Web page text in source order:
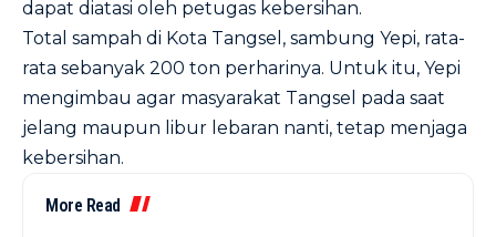
dapat diatasi oleh petugas kebersihan.
Total sampah di Kota Tangsel, sambung Yepi, rata-
rata sebanyak 200 ton perharinya. Untuk itu, Yepi
mengimbau agar masyarakat Tangsel pada saat
jelang maupun libur lebaran nanti, tetap menjaga
kebersihan.
More Read